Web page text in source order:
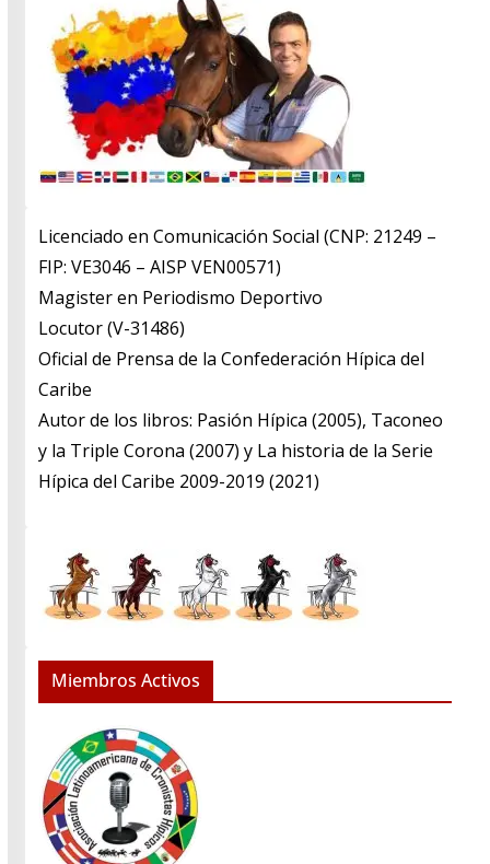
Licenciado en Comunicación Social (CNP: 21249 –
FIP: VE3046 – AISP VEN00571)
​Magister en Periodismo Deportivo
​Locutor (V-31486)
​Oficial de Prensa de la Confederación Hípica del
Caribe
​Autor de los libros: Pasión Hípica (2005), Taconeo
y la Triple Corona (2007) y La historia de la Serie
Hípica del Caribe 2009-2019 (2021)
Miembros Activos